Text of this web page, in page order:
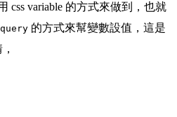
css variable 的方式來做到，也就
query 的方式來幫變數設值，這是